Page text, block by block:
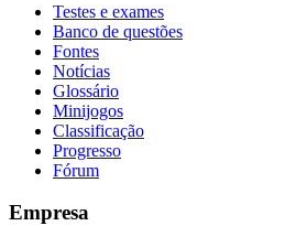
Testes e exames
Banco de questões
Fontes
Notícias
Glossário
Minijogos
Classificação
Progresso
Fórum
Empresa